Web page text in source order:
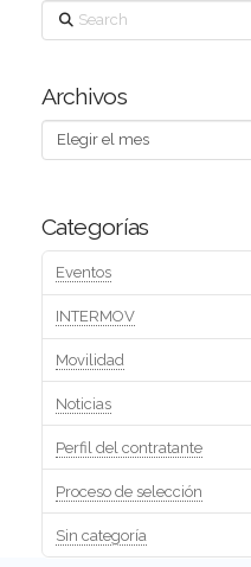
Search
Archivos
Archivos
Categorías
Eventos
INTERMOV
Movilidad
Noticias
Perfil del contratante
Proceso de selección
Sin categoría